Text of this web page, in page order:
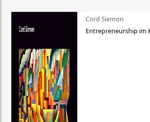
Cord Siemon
Entrepreneurship im